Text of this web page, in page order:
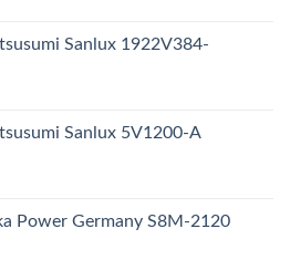
Sanlux 1922V384-
Sanlux 5V1200-A
Power Germany S8M-2120